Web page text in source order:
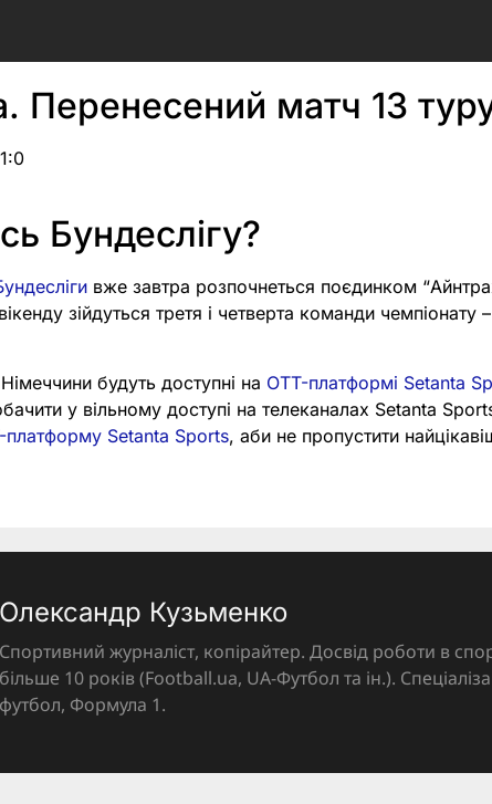
Перенесений матч 13
Бундеслігу?
вже завтра розпочнеться поєдинком
зійдуться третя і четверта команди чемпіонату
будуть доступні на OTT-платформі Setanta
у вільному доступі на телеканалах Setanta
платформу Setanta Sports, аби не пропустити
Олександр Кузьменко
Спортивний журналіст, копірайтер. Досвід роботи в
більше 10 років (Football.ua, UA-Футбол та ін.).
футбол, Формула 1.